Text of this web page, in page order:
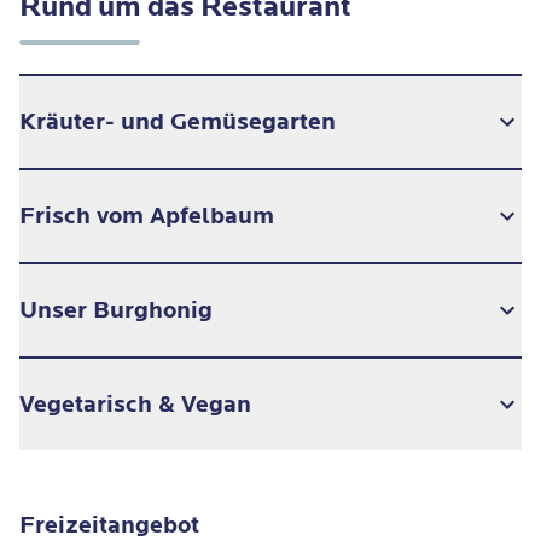
Rund um das Restaurant
Kräuter- und Gemüsegarten
Direkt auf dem Burggelände finden Sie auch
Frisch vom Apfelbaum
Unser Burghonig
Vegetarisch & Vegan
vegetarische Option zum Mittagessen an. Abends
Freizeitangebot